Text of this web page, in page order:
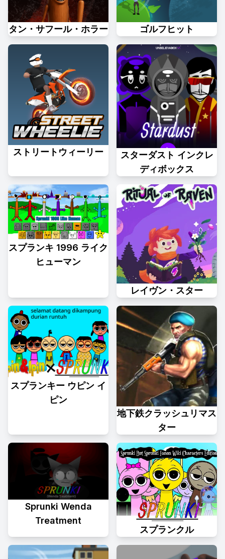
タン・サフール・ホラー ゴルフヒット
ストリートウィーリー
スターダスト インクレ
ディボックス
スプランキ 1996 ライク
ヒューマン
レイヴン・スター
スプランキー ウピン イ
ピン
地下鉄クラッシュリマス
ター
Sprunki Wenda
Treatment
スプランクル